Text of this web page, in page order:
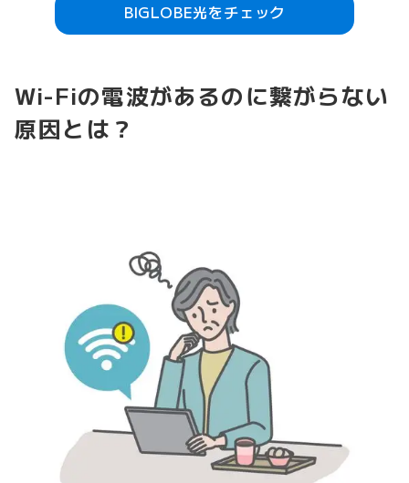
BIGLOBE光をチェック
Wi-Fiの電波があるのに繋がらない
原因とは？